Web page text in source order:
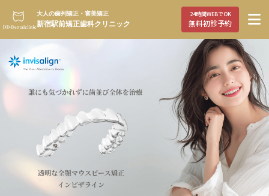
大人の歯列矯正・審美矯正
新宿駅前矯正歯科クリニック
24時間WEBでOK
無料初診予約